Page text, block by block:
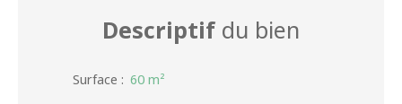
Descriptif du bien
Surface : 60 m²